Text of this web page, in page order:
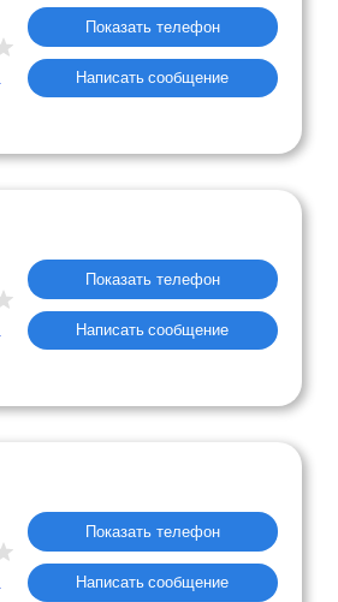
Показать телефон
Написать сообщение
Показать телефон
Написать сообщение
Показать телефон
Написать сообщение